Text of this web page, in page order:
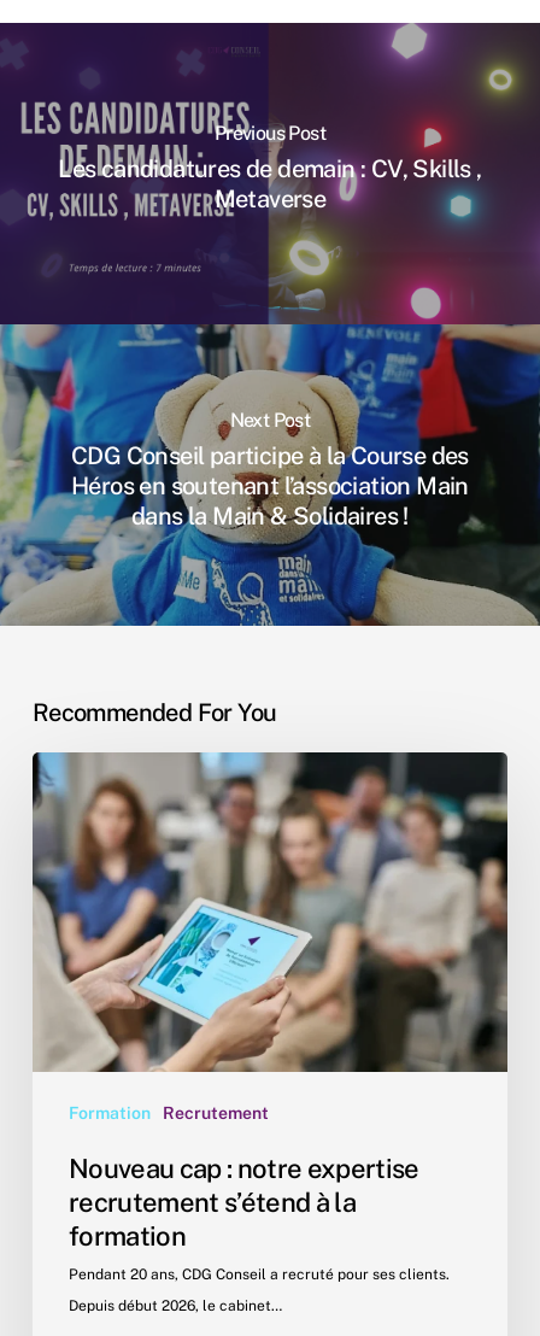
Previous Post
Les candidatures de demain : CV, Skills ,
Metaverse
Next Post
CDG Conseil participe à la Course des
Héros en soutenant l’association Main
dans la Main & Solidaires !
Recommended For You
Formation Recrutement
Nouveau
cap
:
notre
expertise
recrutement
s’étend
formation
Nouveau cap : notre expertise
recrutement s’étend à la
formation
Pendant 20 ans, CDG Conseil a recruté pour ses clients.
Depuis début 2026, le cabinet…